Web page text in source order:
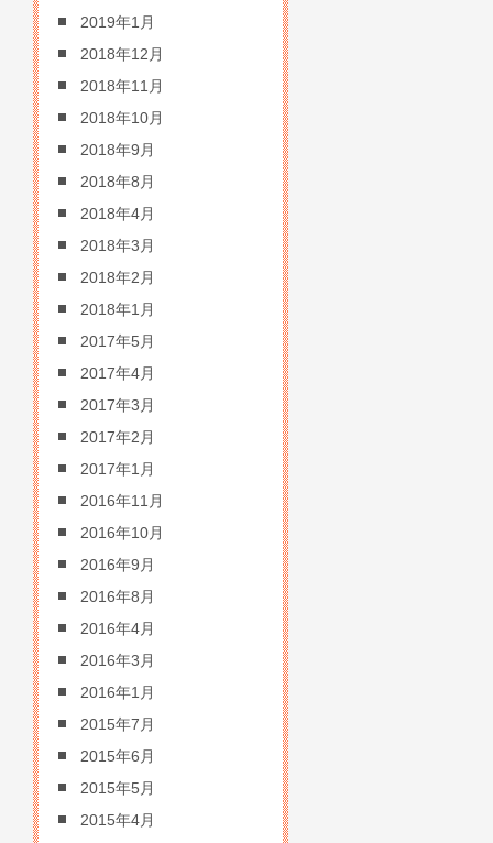
2019年1月
2018年12月
2018年11月
2018年10月
2018年9月
2018年8月
2018年4月
2018年3月
2018年2月
2018年1月
2017年5月
2017年4月
2017年3月
2017年2月
2017年1月
2016年11月
2016年10月
2016年9月
2016年8月
2016年4月
2016年3月
2016年1月
2015年7月
2015年6月
2015年5月
2015年4月